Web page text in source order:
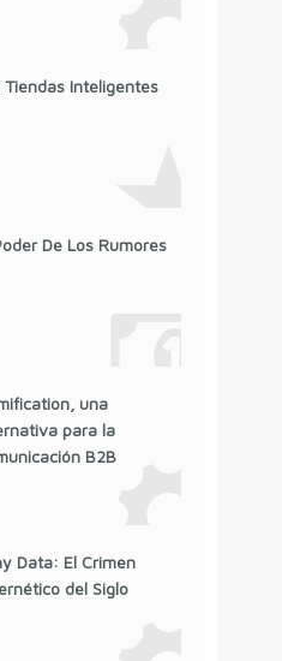
Tiendas Inteligentes
De Los Rumores
una
para la
B2B
Data: El Crimen
del Siglo